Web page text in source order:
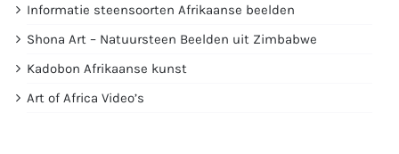
Informatie steensoorten Afrikaanse beelden
Shona Art – Natuursteen Beelden uit Zimbabwe
Kadobon Afrikaanse kunst
Art of Africa Video’s